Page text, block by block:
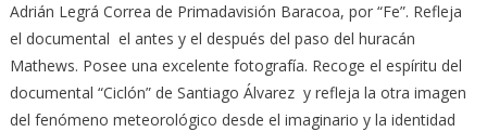
Adrián Legrá Correa de Primadavisión Baracoa, por “Fe”. Refleja
el documental el antes y el después del paso del huracán
Mathews. Posee una excelente fotografía. Recoge el espíritu del
documental “Ciclón” de Santiago Álvarez y refleja la otra imagen
del fenómeno meteorológico desde el imaginario y la identidad